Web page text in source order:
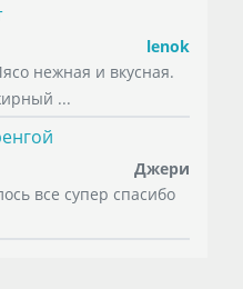
lenok
нежная и вкусная.
...
Джери
все супер спасибо